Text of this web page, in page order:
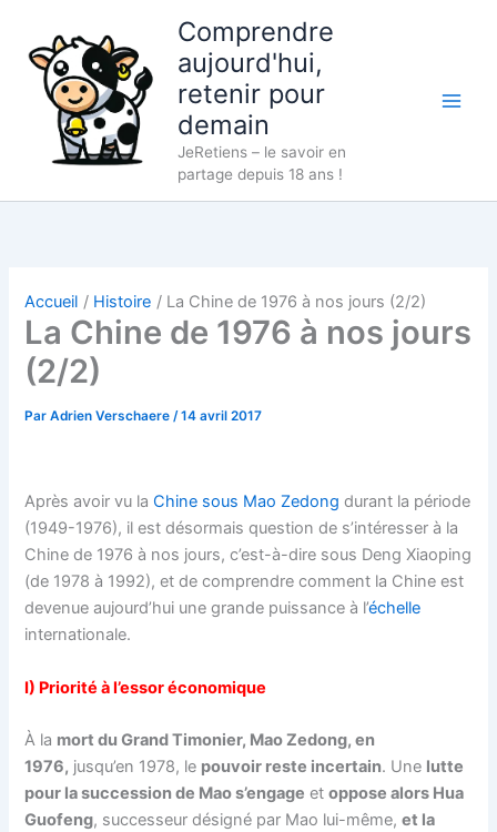
contenu
Comprendre
aujourd'hui,
retenir pour
demain
JeRetiens – le savoir en
partage depuis 18 ans !
Accueil Histoire La Chine de 1976 à nos jours (2/2)
La Chine de 1976 à nos jours
(2/2)
ParAdrien Verschaere/14 avril 2017
Après avoir vu laChine sous Mao Zedongdurant la période
(1949-1976), il est désormais question de s’intéresser à la
Chine de 1976 à nos jours, c’est-à-dire sous Deng Xiaoping
(de 1978 à 1992), et de comprendre comment la Chine est
devenue aujourd’hui une grande puissance à l’échelle
internationale.
I) Priorité à l’essor économique
À la mort du Grand Timonier, Mao Zedong, en
1976, jusqu’en 1978, le pouvoir reste incertain. Une lutte
pour la succession de Mao s’engage etoppose alors Hua
Guofeng, successeur désigné par Mao lui-même,et la